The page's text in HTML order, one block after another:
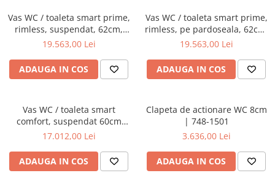
Vas WC / toaleta smart prime,
rimless, suspendat, 62cm,
fixare ascunsa | 7231B403-
19.563,00 Lei
ADAUGA IN COS
Vas WC / toaleta smart prime,
rimless, pe pardoseala, 62cm,
cu iesire universala |
19.563,00 Lei
ADAUGA IN COS
Vas WC / toaleta smart
comfort, suspendat 60cm
fixare ascunsa | 5674B403-
17.012,00 Lei
ADAUGA IN COS
Clapeta de actionare WC 8cm
| 748-1501
3.636,00 Lei
ADAUGA IN COS